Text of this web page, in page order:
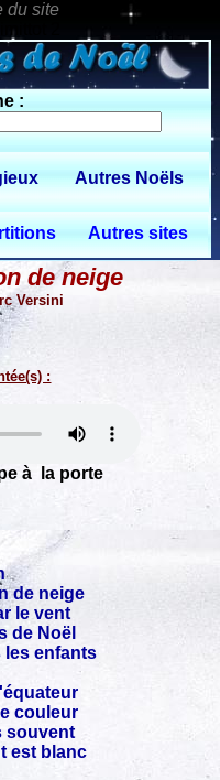
2
:
Autres Noëls
Autres sites
de neige
Versini
:
à la porte
de neige
le vent
de Noël
les enfants
couleur
souvent
est blanc